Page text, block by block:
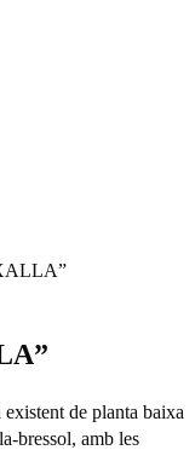
de planta baixa
bressol, amb les